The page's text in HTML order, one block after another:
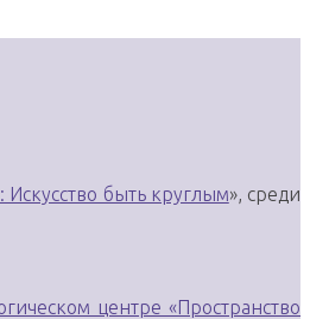
быть круглым», среди
центре «Пространство